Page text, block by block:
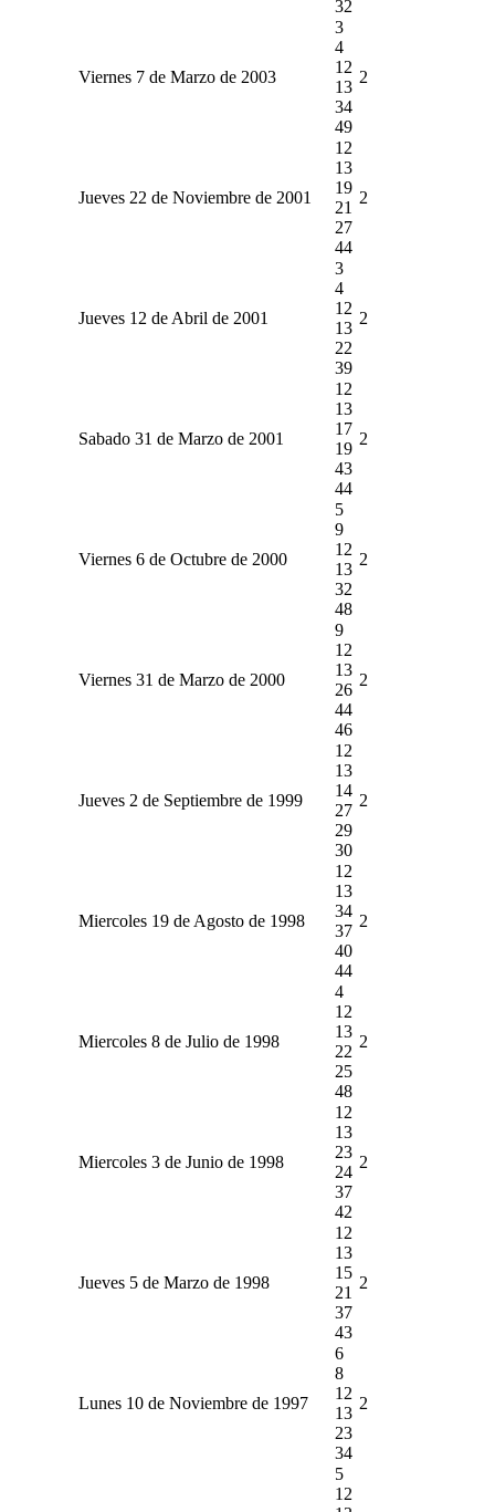
32
Viernes 7 de Marzo de 2003
3
4
12
13
34
49
2
Jueves 22 de Noviembre de 2001
12
13
19
21
27
44
2
Jueves 12 de Abril de 2001
3
4
12
13
22
39
2
Sabado 31 de Marzo de 2001
12
13
17
19
43
44
2
Viernes 6 de Octubre de 2000
5
9
12
13
32
48
2
Viernes 31 de Marzo de 2000
9
12
13
26
44
46
2
Jueves 2 de Septiembre de 1999
12
13
14
27
29
30
2
Miercoles 19 de Agosto de 1998
12
13
34
37
40
44
2
Miercoles 8 de Julio de 1998
4
12
13
22
25
48
2
Miercoles 3 de Junio de 1998
12
13
23
24
37
42
2
Jueves 5 de Marzo de 1998
12
13
15
21
37
43
2
Lunes 10 de Noviembre de 1997
6
8
12
13
23
34
2
5
12